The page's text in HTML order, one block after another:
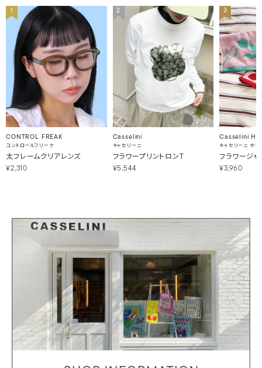
1
CONTROL FREAK
コントロールフリーク
太フレームクリアレンズ
¥2,310
2
Casselini
キャセリーニ
フラワープリントロンT
¥5,544
3
Casselini
キャセリーニ ホー
フラワージ
¥3,960